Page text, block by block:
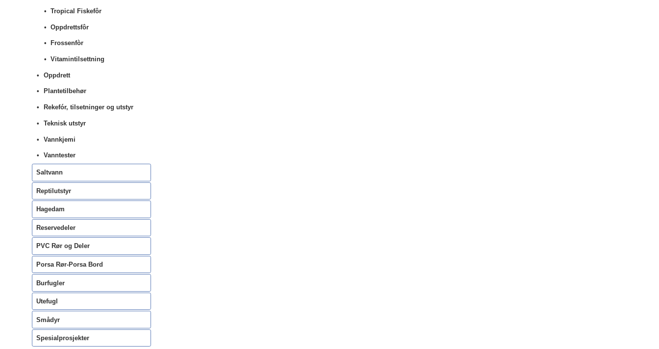
Tropical Fiskefôr
Oppdrettsfôr
Frossenfòr
Vitamintilsettning
Oppdrett
Plantetilbehør
Rekefór, tilsetninger og utstyr
Teknisk utstyr
Vannkjemi
Vanntester
Saltvann
Reptilutstyr
Hagedam
Reservedeler
PVC Rør og Deler
Porsa Rør-Porsa Bord
Burfugler
Utefugl
Smådyr
Spesialprosjekter